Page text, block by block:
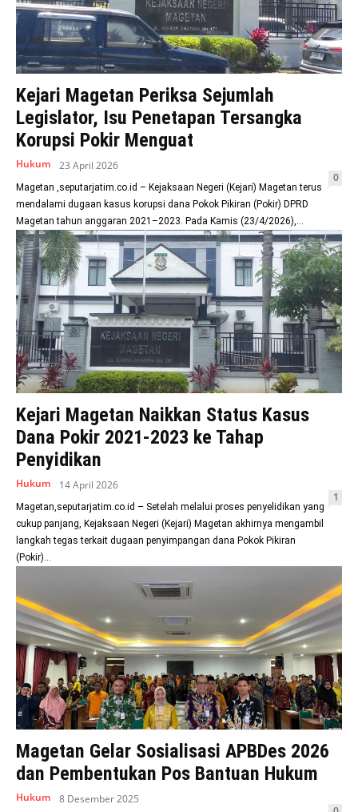
Kejari Magetan Periksa Sejumlah
Legislator, Isu Penetapan Tersangka
Korupsi Pokir Menguat
Hukum
23 April 2026
0
Magetan ,seputarjatim.co.id – Kejaksaan Negeri (Kejari) Magetan terus
mendalami dugaan kasus korupsi dana Pokok Pikiran (Pokir) DPRD
Magetan tahun anggaran 2021–2023. Pada Kamis (23/4/2026),...
Kejari Magetan Naikkan Status Kasus
Dana Pokir 2021-2023 ke Tahap
Penyidikan
Hukum
14 April 2026
1
Magetan,seputarjatim.co.id – Setelah melalui proses penyelidikan yang
cukup panjang, Kejaksaan Negeri (Kejari) Magetan akhirnya mengambil
langkah tegas terkait dugaan penyimpangan dana Pokok Pikiran
(Pokir)...
Magetan Gelar Sosialisasi APBDes 2026
dan Pembentukan Pos Bantuan Hukum
Hukum
8 Desember 2025